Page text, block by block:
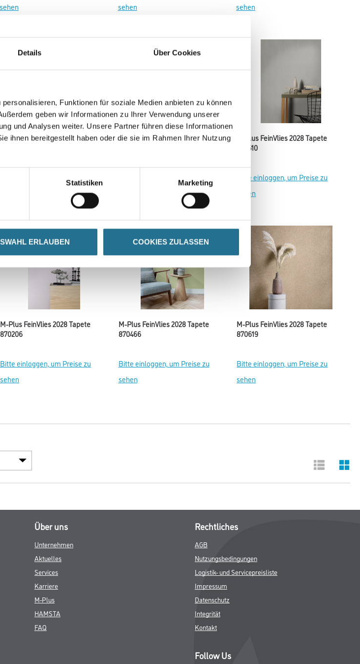
Details Über Cookies
Funktionen für soziale Medien anbieten zu können
geben wir Informationen zu Ihrer Verwendung unserer
und Analysen weiter. Unsere Partner führen diese Informationen
ihnen bereitgestellt haben oder die sie im Rahmen Ihrer Nutzung
Statistiken Marketing
ERLAUBEN COOKIES ZULASSEN
sehen
sehen
sehen
M-Plus FeinVlies 2028 Tapete
M-Plus FeinVlies 2028 Tapete
M-Plus FeinVlies 2028 Tapete
870510
Bitte einloggen, um Preise zu
sehen
M-Plus FeinVlies 2028 Tapete
870206
Bitte einloggen, um Preise zu
sehen
M-Plus FeinVlies 2028 Tapete
870466
Bitte einloggen, um Preise zu
sehen
M-Plus FeinVlies 2028 Tapete
870619
Bitte einloggen, um Preise zu
sehen
Über uns
Unternehmen
Aktuelles
Services
Karriere
M-Plus
HAMSTA
FAQ
Rechtliches
AGB
Nutzungsbedingungen
Logistik- und Servicepreisliste
Impressum
Datenschutz
Integrität
Kontakt
Follow Us